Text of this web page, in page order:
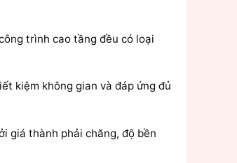
trình cao tầng đều có loại
kiệm không gian và đáp ứng đủ
giá thành phải chăng, độ bền